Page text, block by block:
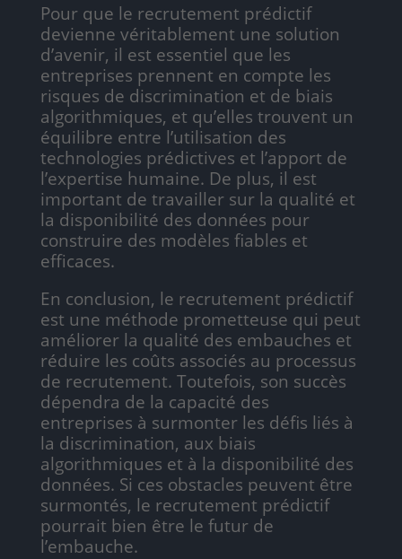
Pour que le recrutement prédictif
devienne véritablement une solution
d’avenir, il est essentiel que les
entreprises prennent en compte les
risques de discrimination et de biais
algorithmiques, et qu’elles trouvent un
équilibre entre l’utilisation des
technologies prédictives et l’apport de
l’expertise humaine. De plus, il est
important de travailler sur la qualité et
la disponibilité des données pour
construire des modèles fiables et
efficaces.
En conclusion, le recrutement prédictif
est une méthode prometteuse qui peut
améliorer la qualité des embauches et
réduire les coûts associés au processus
de recrutement. Toutefois, son succès
dépendra de la capacité des
entreprises à surmonter les défis liés à
la discrimination, aux biais
algorithmiques et à la disponibilité des
données. Si ces obstacles peuvent être
surmontés, le recrutement prédictif
pourrait bien être le futur de
l’embauche.